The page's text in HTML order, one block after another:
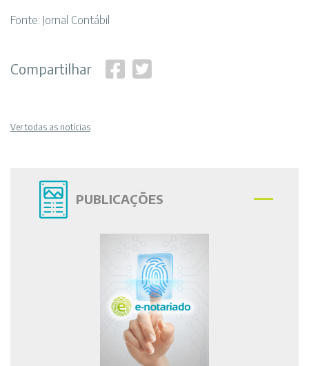
Fonte: Jornal Contábil
Compartilhar
Ver todas as notícias
PUBLICAÇÕES